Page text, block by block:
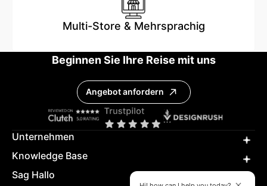
Multi-Store & Mehrsprachig
Beginnen Sie Ihre Reise mit uns
Angebot anfordern
Unternehmen
Knowledge Base
Sag Hallo